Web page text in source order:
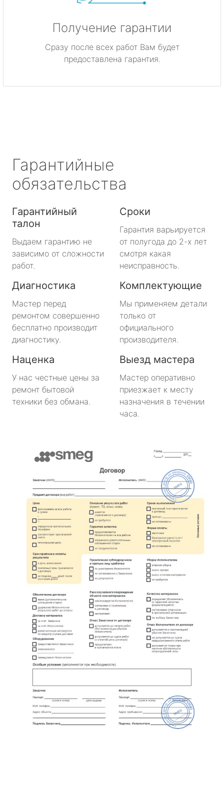
Получение гарантии
Сразу после всех работ Вам будет
предоставлена гарантия.
Гарантийные
обязательства
Гарантийный
талон
Выдаем гарантию не
зависимо от сложности
работ.
Сроки
Гарантия варьируется
от полугода до 2-х лет
смотря какая
неисправность.
Диагностика
Мастер перед
ремонтом совершенно
бесплатно производит
диагностику.
Комплектующие
Мы применяем детали
только от
официального
производителя.
Наценка
У нас честные цены за
ремонт бытовой
техники без обмана.
Выезд мастера
Мастер оперативно
приезжает к месту
назначения в течении
часа.